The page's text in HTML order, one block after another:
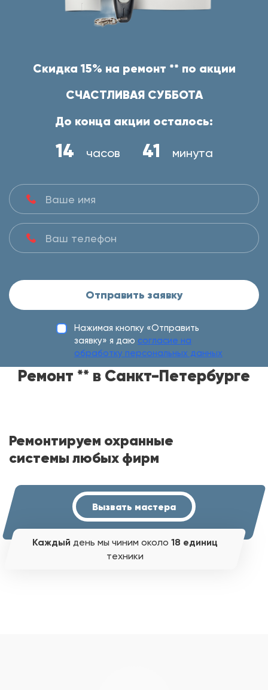
Скидка 15% на ремонт ** по акции
СЧАСТЛИВАЯ СУББОТА
До конца акции осталось:
14 часов 41 минута
Отправить заявку
Нажимая кнопку «Отправить
заявку» я даю согласие на
обработку персональных данных
Ремонт ** в Санкт-Петербурге
Ремонтируем охранные
системы любых фирм
Вызвать мастера
Каждый день мы чиним около 18 единиц
техники